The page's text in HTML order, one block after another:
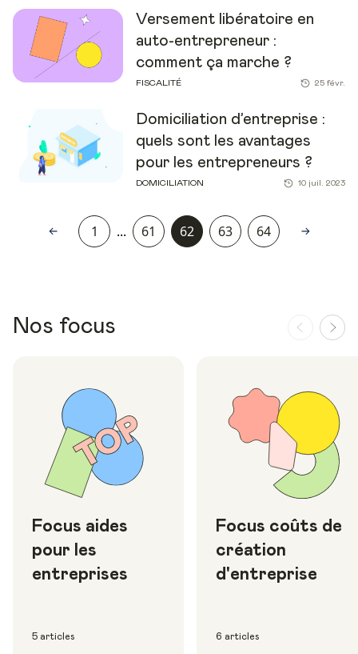
Versement libératoire en
auto-entrepreneur :
comment ça marche ?
FISCALITÉ 25 févr.
Domiciliation d’entreprise :
quels sont les avantages
pour les entrepreneurs ?
DOMICILIATION 10 juil. 2023
1 ... 61 62 63 64
Nos focus
Focus aides
pour les
entreprises
5 articles
Focus coûts de
création
d'entreprise
6 articles